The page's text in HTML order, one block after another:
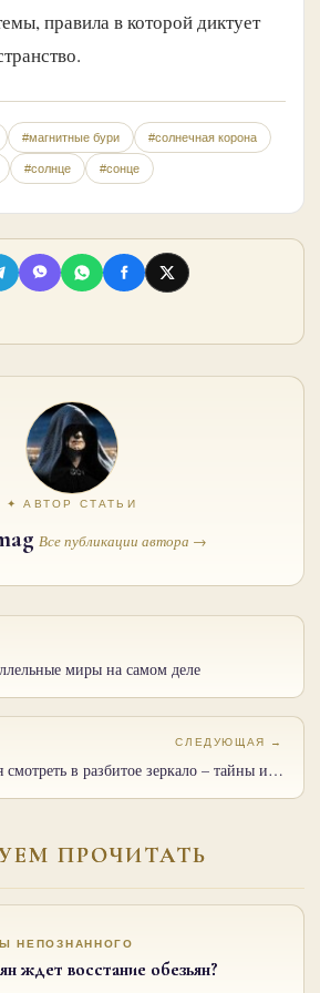
правила в которой диктует
#магнитные бури #солнечная корона
#солнце #сонце
✦ АВТОР СТАТЬИ
Все публикации автора →
миры на самом деле
СЛЕДУЮЩАЯ →
смотреть в разбитое зеркало – тайны и…
ПРОЧИТАТЬ
НЕПОЗНАННОГО
ждет восстание обезьян?